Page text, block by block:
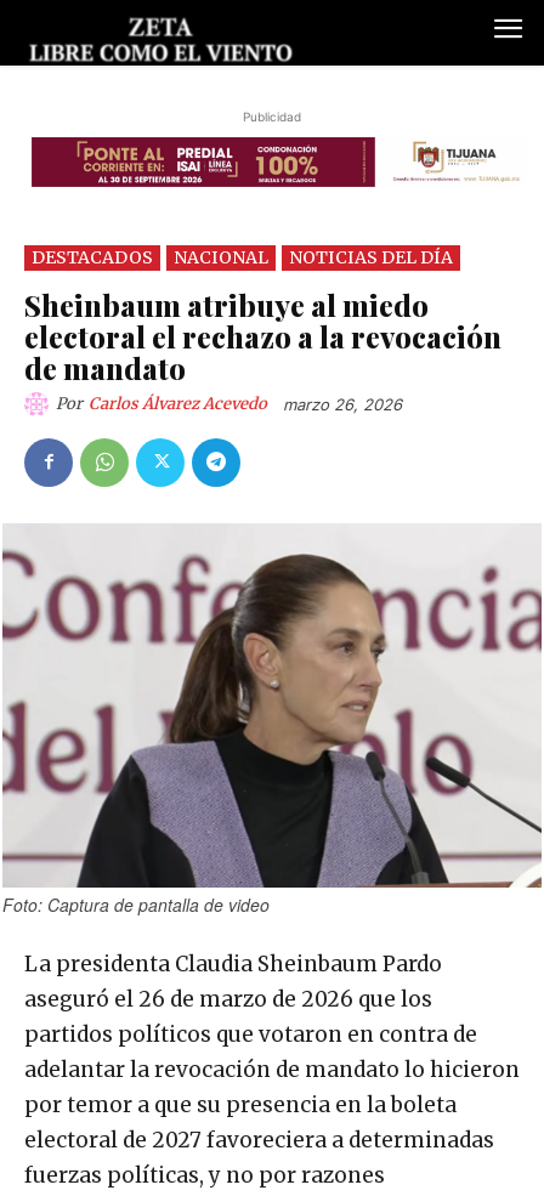
Publicidad
DESTACADOS NACIONAL NOTICIAS DEL DÍA
Sheinbaum atribuye al miedo
electoral el rechazo a la revocación
de mandato
Por Carlos Álvarez Acevedo marzo 26, 2026
Foto: Captura de pantalla de video
La presidenta Claudia Sheinbaum Pardo
aseguró el 26 de marzo de 2026 que los
partidos políticos que votaron en contra de
adelantar la revocación de mandato lo hicieron
por temor a que su presencia en la boleta
electoral de 2027 favoreciera a determinadas
fuerzas políticas, y no por razones